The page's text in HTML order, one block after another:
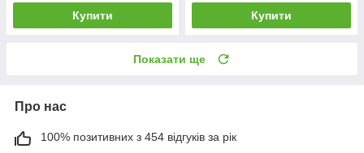
Купити Купити
Показати ще
Про нас
100% позитивних з 454 відгуків за рік